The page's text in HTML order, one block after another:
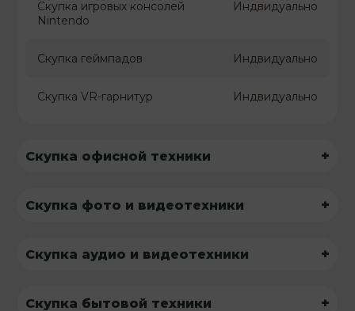
Скупка игровых консолей
Nintendo
Индвидуально
Скупка геймпадов Индвидуально
Скупка VR-гарнитур Индвидуально
Скупка офисной техники +
Скупка фото и видеотехники +
Скупка аудио и видеотехники +
Скупка бытовой техники +